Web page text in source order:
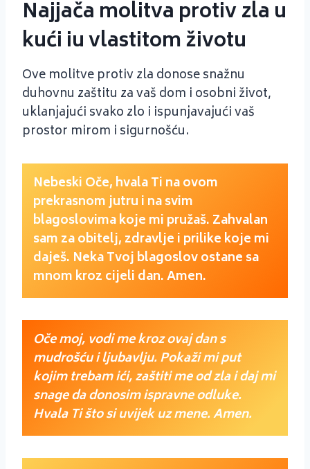
Najjača molitva protiv zla u
kući iu vlastitom životu
Ove molitve protiv zla donose snažnu
duhovnu zaštitu za vaš dom i osobni život,
uklanjajući svako zlo i ispunjavajući vaš
prostor mirom i sigurnošću.
Nebeski Oče, hvala Ti na ovom
prekrasnom jutru i na svim
blagoslovima koje mi pružaš. Zahvalan
sam za obitelj, zdravlje i prilike koje mi
daješ. Neka Tvoj blagoslov ostane sa
mnom kroz cijeli dan. Amen.
Oče moj, vodi me kroz ovaj dan s
mudrošću i ljubavlju. Pokaži mi put
kojim trebam ići, zaštiti me od zla i daj mi
snage da donosim ispravne odluke.
Hvala Ti što si uvijek uz mene. Amen.